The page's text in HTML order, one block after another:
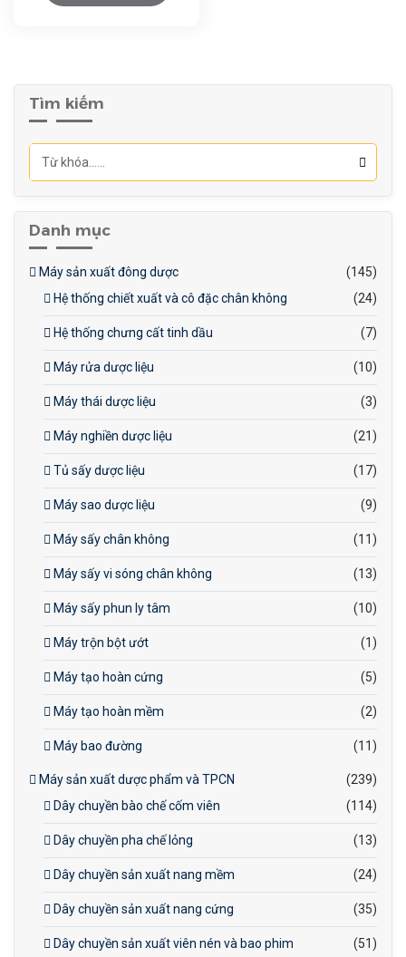
Tìm kiếm
Danh mục
Máy sản xuất đông dược
(145)
Hệ thống chiết xuất và cô đặc chân không
(24)
Hệ thống chưng cất tinh dầu (7)
Máy rửa dược liệu (10)
Máy thái dược liệu (3)
Máy nghiền dược liệu (21)
Tủ sấy dược liệu (17)
Máy sao dược liệu (9)
Máy sấy chân không (11)
Máy sấy vi sóng chân không (13)
Máy sấy phun ly tâm (10)
Máy trộn bột ướt (1)
Máy tạo hoàn cứng (5)
Máy tạo hoàn mềm (2)
Máy bao đường (11)
Máy sản xuất dược phẩm và TPCN
(239)
Dây chuyền bào chế cốm viên
(114)
Dây chuyền pha chế lỏng (13)
Dây chuyền sản xuất nang mềm (24)
Dây chuyền sản xuất nang cứng (35)
Dây chuyền sản xuất viên nén và bao phim (51)